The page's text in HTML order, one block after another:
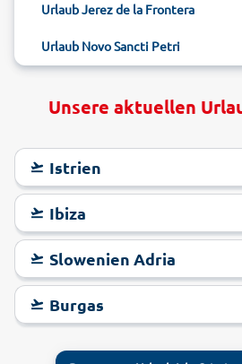
Urlaub Jerez de la Frontera
Urlaub Novo Sancti Petri
Unsere aktuellen
Istrien
Ibiza
Slowenien Adria
Burgas